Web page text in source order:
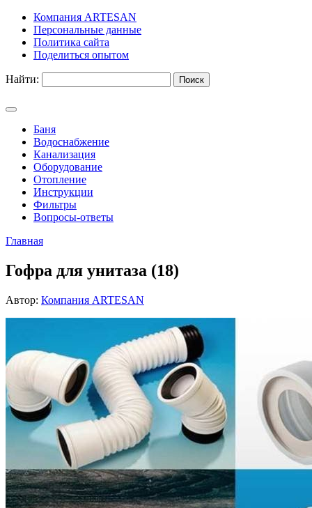
Компания ARTESAN
Персональные данные
Политика сайта
Поделиться опытом
Найти:
Баня
Водоснабжение
Канализация
Оборудование
Отопление
Инструкции
Фильтры
Вопросы-ответы
Главная
Гофра для унитаза (18)
Автор: Компания ARTESAN